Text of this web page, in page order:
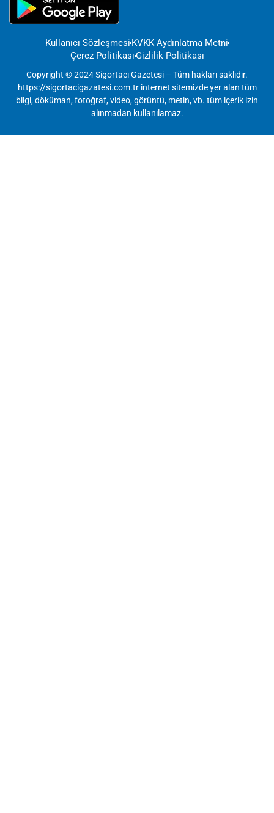
Kullanıcı SözleşmesiKVKK Aydınlatma Metni
Çerez PolitikasıGizlilik Politikası
Copyright © 2024 Sigortacı Gazetesi – Tüm hakları saklıdır.
https://sigortacigazatesi.com.tr internet sitemizde yer alan tüm
bilgi, döküman, fotoğraf, video, görüntü, metin, vb. tüm içerik izin
alınmadan kullanılamaz.